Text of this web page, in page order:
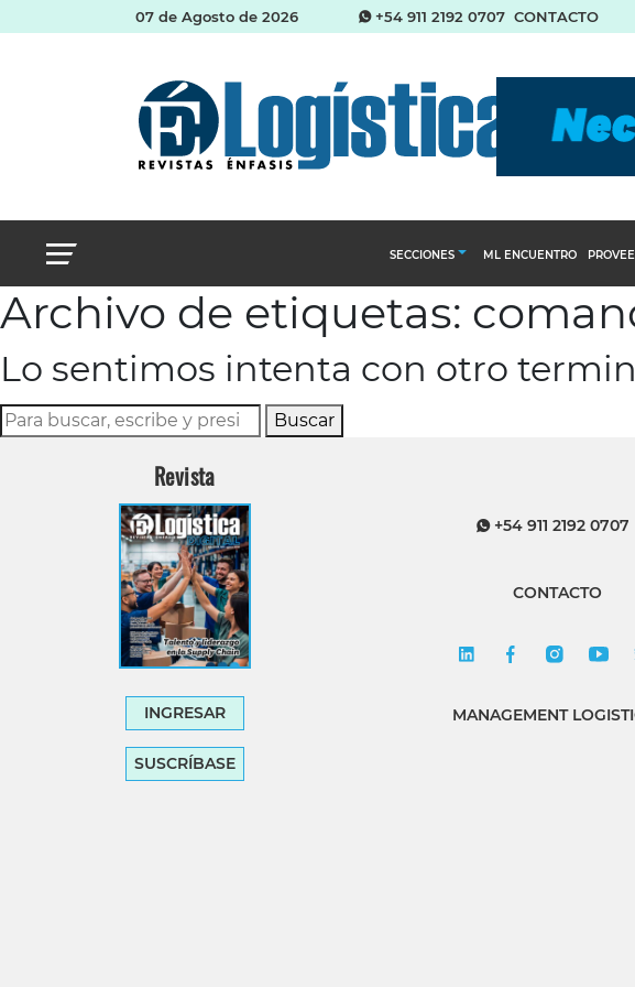
07 de Agosto de 2026 +54 911 2192 0707 CONTACTO
SECCIONES
Abastecimiento y compras
Almacenes e inventarios
ML ENCUENTRO
Archivo de etiquetas:
Lo sentimos intenta con otro
Buscar
Revista
INGRESAR
SUSCRÍBASE
+54 911 2192 0707
CONTACTO
MANAGEMENT